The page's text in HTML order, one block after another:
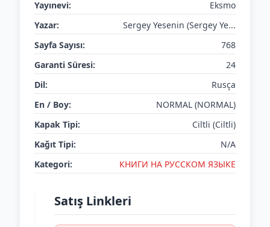
Yayınevi:
Eksmo
Yazar:
Sergey Yesenin (Sergey Ye...
Sayfa Sayısı:
768
Garanti Süresi:
24
Dil:
Rusça
En / Boy:
NORMAL (NORMAL)
Kapak Tipi:
Ciltli (Ciltli)
Kağıt Tipi:
N/A
Kategori:
КНИГИ НА РУССКОМ ЯЗЫКЕ
Satış Linkleri